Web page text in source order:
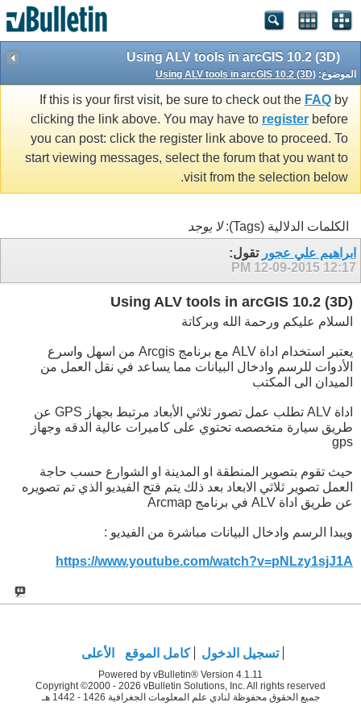
Using ALV tools in arcGIS 10.2 (3D)
الموضوع: Using ALV tools in arcGIS 10.2 (3D)
If this is your first visit, be sure to check out the FAQ by
clicking the link above. You may have to register before
you can post: click the register link above to proceed. To
start viewing messages, select the forum that you want to
visit from the selection below.
الكلمات الدلالية (Tags):
لا يوجد
ابراهيم علي عجور تقول:
12-09-2015 12:17 PM
Using ALV tools in arcGIS 10.2 (3D)
السلام عليكم ورحمة الله وبركاتة
يعتبر استخدام اداة ALV مع برنامج Arcgis من اسهل واسرع
الأدوات للرسم وادخال البيانات مما يساعد في نقل العمل من
الميدان الى المكتب
اداة ALV تطلب عمل تصور ثلاثي الأبعاد مرتبط بجهاز GPS عن
طريق سيارة متخصصه تحتوي على كاميرات عالية الدقه وجهاز
gps
حيث تقوم بتصوير المنطقة او المدينة او الشوارع حسب حاجة
العمل تصوير ثلاثي الابعاد بعد ذلك يتم فتح الفيديو الذي تم تصويره
عن طريق اداة ALV في برنامج Arcmap
ويبدا الرسم وادخال البيانات مباشرة من الفيديو :
https://www.youtube.com/watch?v=pNLzy1sjJ1A
تسجيل الدخول كامل الموقع الأعلى
Powered by vBulletin® Version 4.1.11
Copyright ©2000 - 2026 vBulletin Solutions, Inc. All rights reserved
جميع الحقوق محفوظة لنادي علم المعلومات الجغرافية 1426 - 1442 هـ